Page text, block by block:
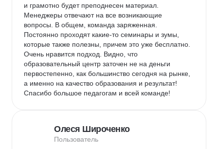
и грамотно будет преподнесен материал.
Менеджеры отвечают на все возникающие
вопросы. В общем, команда заряженная.
Постоянно проходят какие-то семинары и зумы,
которые также полезны, причем это уже бесплатно.
Очень нравится подход. Видно, что
образовательный центр заточен не на деньги
первостепенно, как большинство сегодня на рынке,
а именно на качество образования и результат!
Спасибо большое педагогам и всей команде!
Олеся Широченко
Пользователь